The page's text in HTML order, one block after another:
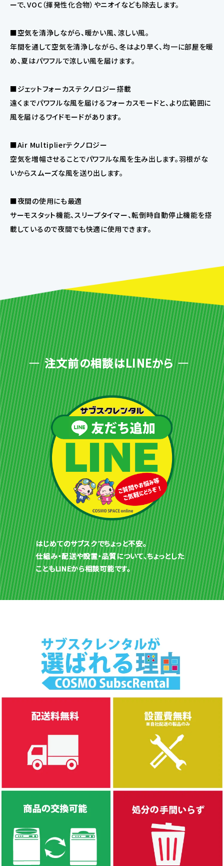
ーで、VOC（揮発性化合物）やニオイなども除去します。
■空気を清浄しながら、暖かい風、涼しい風。
年間を通して空気を清浄しながら、冬はより早く、均一に部屋を暖
め、夏はパワフルで涼しい風を届けます。
■ジェットフォーカステクノロジー搭載
遠くまでパワフルな風を届けるフォーカスモードと、より広範囲に
風を届けるワイドモードがあります。
■Air Multiplierテクノロジー
空気を増幅させることでパワフルな風を生み出します。羽根がな
いからスムーズな風を送り出します。
■夜間の使用にも最適
サーモスタット機能、スリープタイマー、転倒時自動停止機能を搭
載しているので夜間でも快適に使用できます。
注文前の相談はLINEから
はじめてのサブスクでちょっと不安。
仕組み・配送や設置・品質について、ちょっとした
こともLINEから相談可能です。